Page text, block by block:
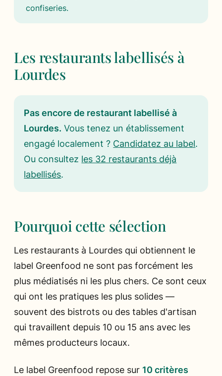
confiseries.
Les restaurants labellisés à
Lourdes
Pas encore de restaurant labellisé à
Lourdes. Vous tenez un établissement
engagé localement ? Candidatez au label.
Ou consultez les 32 restaurants déjà
labellisés.
Pourquoi cette sélection
Les restaurants à Lourdes qui obtiennent le
label Greenfood ne sont pas forcément les
plus médiatisés ni les plus chers. Ce sont ceux
qui ont les pratiques les plus solides —
souvent des bistrots ou des tables d'artisan
qui travaillent depuis 10 ou 15 ans avec les
mêmes producteurs locaux.
Le label Greenfood repose sur 10 critères